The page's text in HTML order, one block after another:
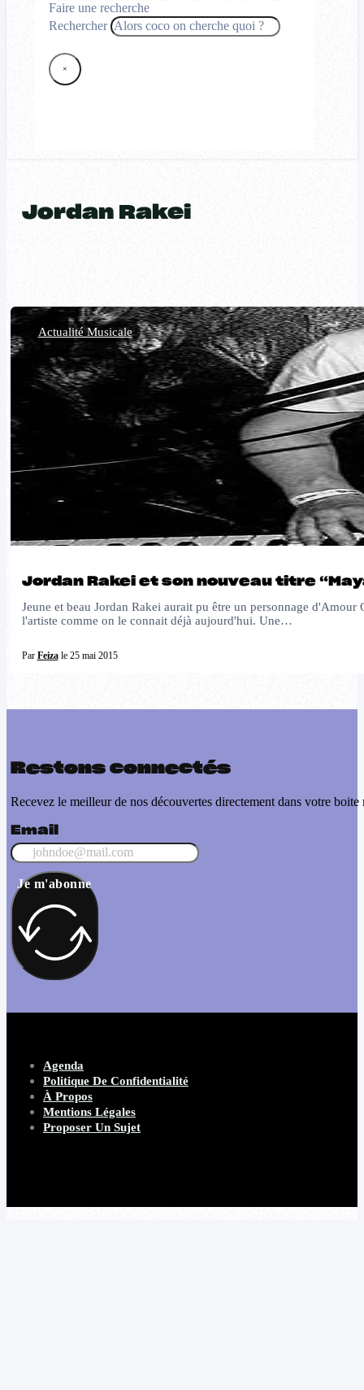
Faire une recherche
Rechercher
×
Jordan Rakei
Jordan Rakei et son nouveau titre
Jeune et beau Jordan Rakei aurait pu être un personnage
l'artiste comme on le connait déjà aujourd'hui. Une…
Par Feizale 25 mai 2015
Actualité Musicale
Restons connectés
Recevez le meilleur de nos découvertes directement dans votre boite
Email
Je m'abonne
Agenda
Politique De Confidentialité
À Propos
Mentions Légales
Proposer Un Sujet